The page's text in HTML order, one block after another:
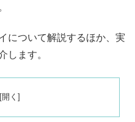
について解説するほか、実
します。